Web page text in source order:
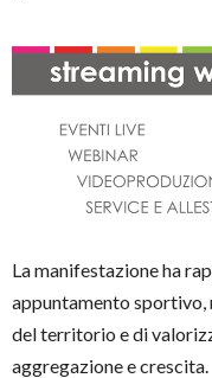
La manifestazione ha
appuntamento sportivo,
del territorio e di
aggregazione e crescita.